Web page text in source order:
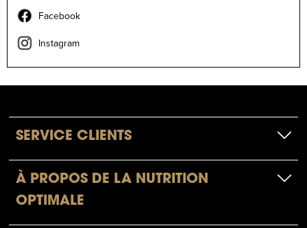
Facebook
Instagram
SERVICE CLIENTS
À PROPOS DE LA NUTRITION
OPTIMALE